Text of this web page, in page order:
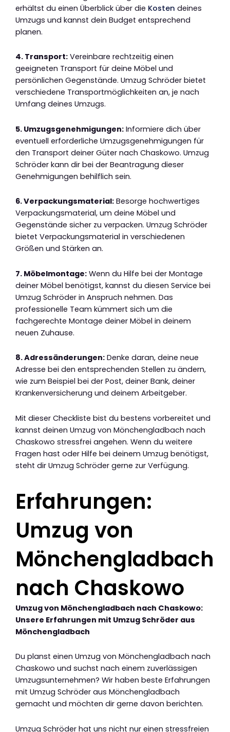
erhältst du einen Überblick über die Kosten deines
Umzugs und kannst dein Budget entsprechend
planen.
4. Transport: Vereinbare rechtzeitig einen
geeigneten Transport für deine Möbel und
persönlichen Gegenstände. Umzug Schröder bietet
verschiedene Transportmöglichkeiten an, je nach
Umfang deines Umzugs.
5. Umzugsgenehmigungen: Informiere dich über
eventuell erforderliche Umzugsgenehmigungen für
den Transport deiner Güter nach Chaskowo. Umzug
Schröder kann dir bei der Beantragung dieser
Genehmigungen behilflich sein.
6. Verpackungsmaterial: Besorge hochwertiges
Verpackungsmaterial, um deine Möbel und
Gegenstände sicher zu verpacken. Umzug Schröder
bietet Verpackungsmaterial in verschiedenen
Größen und Stärken an.
7. Möbelmontage: Wenn du Hilfe bei der Montage
deiner Möbel benötigst, kannst du diesen Service bei
Umzug Schröder in Anspruch nehmen. Das
professionelle Team kümmert sich um die
fachgerechte Montage deiner Möbel in deinem
neuen Zuhause.
8. Adressänderungen: Denke daran, deine neue
Adresse bei den entsprechenden Stellen zu ändern,
wie zum Beispiel bei der Post, deiner Bank, deiner
Krankenversicherung und deinem Arbeitgeber.
Mit dieser Checkliste bist du bestens vorbereitet und
kannst deinen Umzug von Mönchengladbach nach
Chaskowo stressfrei angehen. Wenn du weitere
Fragen hast oder Hilfe bei deinem Umzug benötigst,
steht dir Umzug Schröder gerne zur Verfügung.
Erfahrungen:
Umzug von
Mönchengladbach
nach Chaskowo
Umzug von Mönchengladbach nach Chaskowo:
Unsere Erfahrungen mit Umzug Schröder aus
Mönchengladbach
Du planst einen Umzug von Mönchengladbach nach
Chaskowo und suchst nach einem zuverlässigen
Umzugsunternehmen? Wir haben beste Erfahrungen
mit Umzug Schröder aus Mönchengladbach
gemacht und möchten dir gerne davon berichten.
Umzug Schröder hat uns nicht nur einen stressfreien